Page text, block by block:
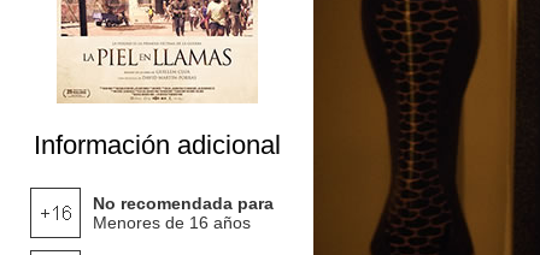
Información adicional
No recomendada para
Menores de 16 años